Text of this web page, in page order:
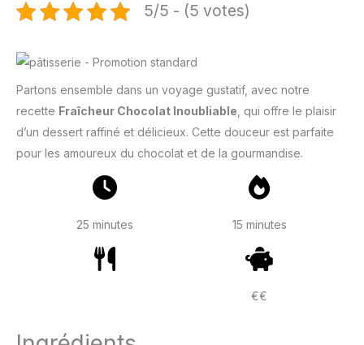
5/5 - (5 votes)
Partons ensemble dans un voyage gustatif, avec notre
recette Fraîcheur Chocolat Inoubliable , qui offre le plaisir
d’un dessert raffiné et délicieux. Cette douceur est parfaite
pour les amoureux du chocolat et de la gourmandise.
25 minutes 15 minutes
€€